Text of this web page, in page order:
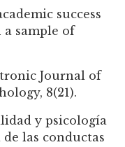
success
a sample of
Journal of
8(21).
y psicología
las conductas